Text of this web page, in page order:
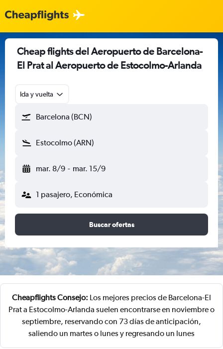
Cheap flights del Aeropuerto de Barcelona-
El Prat al Aeropuerto de Estocolmo-Arlanda
Ida y vuelta
Barcelona (BCN)
Estocolmo (ARN)
mar. 8/9 - mar. 15/9
1 pasajero, Económica
Buscar ofertas
Cheapflights Consejo: Los mejores precios de Barcelona-El
Prat a Estocolmo-Arlanda suelen encontrarse en noviembre o
septiembre, reservando con 73 días de anticipación,
saliendo un martes o lunes y regresando un lunes